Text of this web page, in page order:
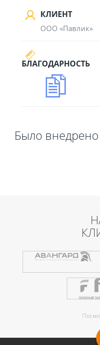
КЛИЕНТ
ООО «Павлик»
БЛАГОДАРНОСТЬ
Было